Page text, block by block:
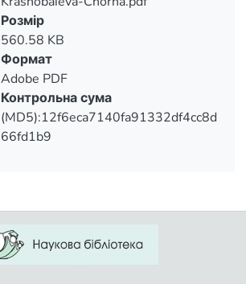
Вантажиться...
Розмір
560.58 KB
Формат
Adobe PDF
Контрольна сума
(MD5):12f6eca7140fa91332df4cc8d
66fd1b9